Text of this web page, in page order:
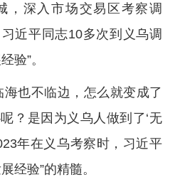
，深入市场交易区考察调
近平同志10多次到义乌调
验”。
海也不临边，怎么就变成了
？是因为义乌人做到了‘无
年在义乌考察时，习近平
经验”的精髓。